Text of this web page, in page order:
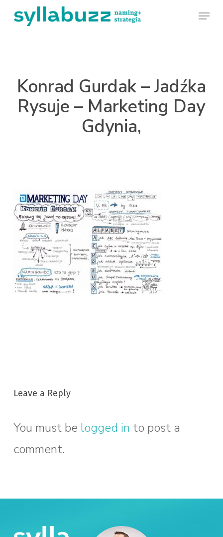
Skip
Menu
Konrad Gurdak – Jadźka
Rysuje – Marketing Day
Gdynia,
Leave a Reply
You must be logged in to post a
comment.